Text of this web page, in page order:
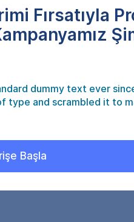
Fırsatıyla
dummy text ever
type and scrambled it to
Başla